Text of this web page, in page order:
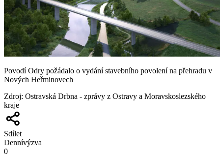
Povodí Odry požádalo o vydání stavebního povolení na přehradu v
Nových Heřminovech
Zdroj: Ostravská Drbna - zprávy z Ostravy a Moravskoslezského
kraje
Sdílet
Dennívýzva
0